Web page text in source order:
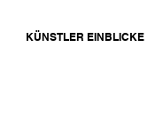
KÜNSTLER EINBLICKE